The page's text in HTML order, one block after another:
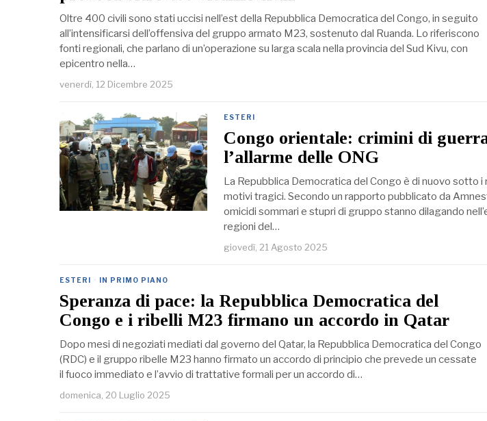
Oltre 400 civili sono stati uccisi nell’est della Repubblica Democratica del Congo, in seguito
all’intensificarsi dell’offensiva del gruppo armato M23, sostenuto dal Ruanda. Lo riferiscono
fonti regionali, che parlano di un’operazione su larga scala nella provincia del Sud Kivu, con
epicentro nella…
venerdì, 12 Dicembre 2025
ESTERI
Congo orientale: crimini di guerra
l’allarme delle ONG
La Repubblica Democratica del Congo è di nuovo sotto
motivi tragici. Secondo un rapporto pubblicato da
omicidi sommari e stupri di gruppo stanno dilagando
regioni del…
giovedì, 21 Agosto 2025
ESTERI · IN PRIMO PIANO
Speranza di pace: la Repubblica Democratica del
Congo e i ribelli M23 firmano un accordo in Qatar
Dopo mesi di negoziati mediati dal governo del Qatar, la Repubblica Democratica del Congo
(RDC) e il gruppo ribelle M23 hanno firmato un accordo di principio che prevede un cessate
il fuoco immediato e l’avvio di trattative formali per un accordo di…
domenica, 20 Luglio 2025